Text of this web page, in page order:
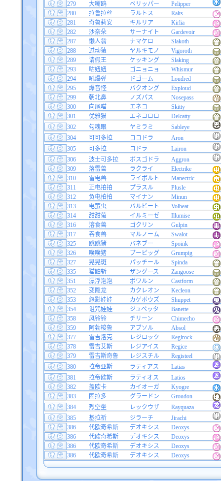
279
大嘴鸥 ペリッパー
Pelipper
280
拉鲁拉丝 ラルトス
Ralts
281
奇鲁莉安 キルリア
Kirlia
282
沙奈朵 サーナイト
Gardevoir
287
懒人翁 ナマケロ
Slakoth
288
过动猿 ヤルキモノ
Vigoroth
289
请假王 ケッキング
Slaking
293
咕妞妞 ゴニョニョ
Whismur
294
吼爆弹 ドゴーム
Loudred
295
爆音怪 バクオング
Exploud
299
朝北鼻 ノズパス
Nosepass
300
向尾喵 エネコ
Skitty
301
优雅猫 エネコロロ
Delcatty
302
勾魂眼 ヤミラミ
Sableye
304
可可多拉 ココドラ
Aron
305
可多拉 コドラ
Lairon
306
波士可多拉 ボスゴドラ
Aggron
309
落雷兽 ラクライ
Electrike
310
雷电兽 ライボルト
Manectric
311
正电拍拍 プラスル
Plusle
312
负电拍拍 マイナン
Minun
313
电萤虫 バルビート
Volbeat
314
甜甜萤 イルミーゼ
Illumise
316
溶食兽 ゴクリン
Gulpin
317
吞食兽 マルノーム
Swalot
325
跳跳猪 バネブー
Spoink
326
噗噗猪 ブーピッグ
Grumpig
327
晃晃斑 パッチール
Spinda
335
猫鼬斩 ザングース
Zangoose
351
漂浮泡泡 ポワルン
Castform
352
变隐龙 カクレオン
Kecleon
353
怨影娃娃 カゲボウズ
Shuppet
354
诅咒娃娃 ジュペッタ
Banette
358
风铃铃 チリーン
Chimecho
359
阿勃梭鲁 アブソル
Absol
377
雷吉洛克 レジロック
Regirock
378
雷吉艾斯 レジアイス
Regice
379
雷吉斯奇鲁 レジスチル
Registeel
380
拉帝亚斯 ラティアス
Latias
381
拉帝欧斯 ラティオス
Latios
382
盖欧卡 カイオーガ
Kyogre
383
固拉多 グラードン
Groudon
384
烈空坐 レックウザ
Rayquaza
385
基拉祈 ジラーチ
Jirachi
386
代欧奇希斯 デオキシス
Deoxys
386
代欧奇希斯 デオキシス
Deoxys
386
代欧奇希斯 デオキシス
Deoxys
386
代欧奇希斯 デオキシス Deoxys